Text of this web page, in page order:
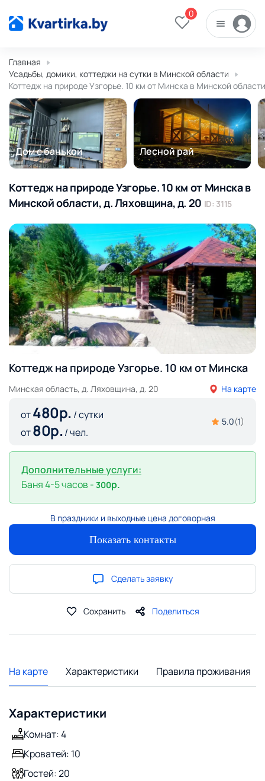
0
Главная
Усадьбы, домики, коттеджи на сутки в Минской области
Коттедж на природе Узгорье. 10 км от Минска в Минской
Дом с банькой Лесной рай
Коттедж на природе Узгорье. 10 км от Минска в
Минской области, д. Ляховщина, д. 20 ID: 3115
Коттедж на природе Узгорье. 10 км от Минска
Минская область, д. Ляховщина, д. 20 На карте
от480р. / сутки
от80р./ чел.
5.0(1)
Дополнительные услуги:
Баня 4-5 часов - 300р.
В праздники и выходные цена договорная
Показать контакты
Сделать заявку
Сохранить Поделиться
На карте Характеристики Правила проживания
Характеристики
Комнат: 4
Кроватей: 10
Гостей: 20